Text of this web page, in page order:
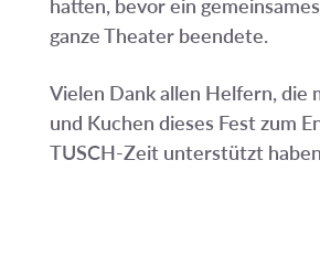
hatten, bevor ein
ganze Theater beendete.
Vielen Dank allen Helfern, die
und Kuchen dieses Fest zum
TUSCH-Zeit unterstützt